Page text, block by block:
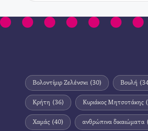
Βολοντίμιρ Ζελένσκι (30) Βουλή
Κρήτη (36) Κυριάκος Μητσοτάκης
Χαμάς (40) ανθρώπινα δικαιώματα